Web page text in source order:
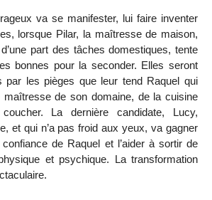
va se manifester, lui faire inventer
lorsque Pilar, la maîtresse de maison,
part des tâches domestiques, tente
bonnes pour la seconder. Elles seront
par les pièges que leur tend Raquel qui
de son domaine, de la cuisine
La dernière candidate, Lucy,
et qui n’a pas froid aux yeux, va gagner
de Raquel et l’aider à sortir de
et psychique. La transformation